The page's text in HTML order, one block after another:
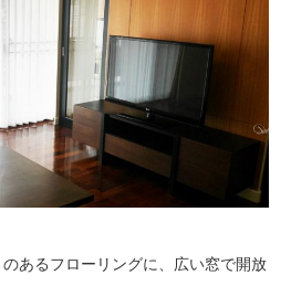
あるフローリングに、広い窓で開放